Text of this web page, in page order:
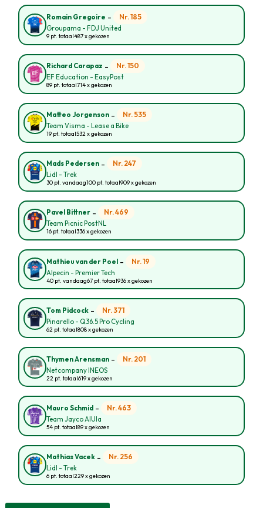
Romain Gregoire - Nr. 185
Groupama - FDJ United
9 pt. totaal487 x gekozen
Richard Carapaz - Nr. 150
EF Education - EasyPost
89 pt. totaal714 x gekozen
Matteo Jorgenson - Nr. 535
Team Visma - Lease a Bike
19 pt. totaal532 x gekozen
Mads Pedersen - Nr. 247
Lidl - Trek
30 pt. vandaag100 pt. totaal909 x gekozen
Pavel Bittner - Nr. 469
Team Picnic PostNL
16 pt. totaal336 x gekozen
Mathieu van der Poel - Nr. 19
Alpecin - Premier Tech
40 pt. vandaag67 pt. totaal936 x gekozen
Tom Pidcock - Nr. 371
Pinarello - Q36.5 Pro Cycling
62 pt. totaal808 x gekozen
Thymen Arensman - Nr. 201
Netcompany INEOS
22 pt. totaal619 x gekozen
Mauro Schmid - Nr. 463
Team Jayco AlUla
54 pt. totaal89 x gekozen
Mathias Vacek - Nr. 256
Lidl - Trek
6 pt. totaal229 x gekozen